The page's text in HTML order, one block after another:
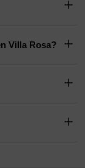
Villa Rosa?